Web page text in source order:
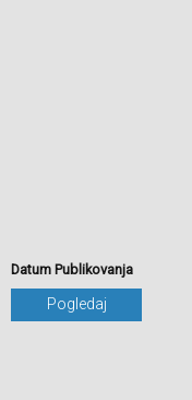
Datum Publikovanja
Pogledaj